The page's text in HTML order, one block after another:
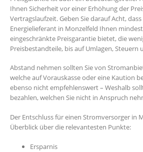
Ihnen Sicherheit vor einer Erhöhung der
Vertragslaufzeit. Geben Sie darauf Acht,
Energielieferant in Monzelfeld Ihnen
eingeschränkte Preisgarantie bietet, die
Preisbestandteile, bis auf Umlagen, Steuern
Abstand nehmen sollten Sie von
welche auf Vorauskasse oder eine Kaution
ebenso nicht empfehlenswert – Weshalb
bezahlen, welchen Sie nicht in Anspruch
Der Entschluss für einen Stromversorger in
Überblick über die relevantesten Punkte:
Ersparnis